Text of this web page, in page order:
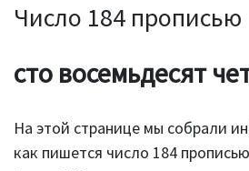
Число 184 прописью
сто восемьдесят
На этой странице мы собрали
как пишется число 184